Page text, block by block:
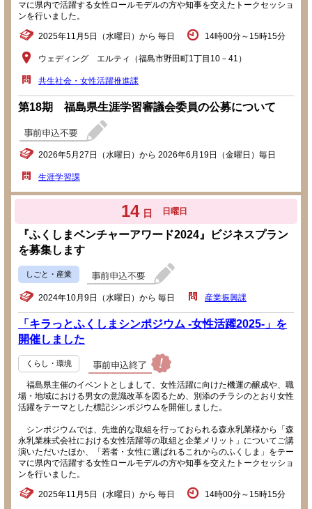
マに県内で活躍する女性ロールモデルの方や知事を交えたトークセッショ
ンを行いました。
2025年11月5日（水曜日）から 毎日 14時00分～15時15分
ウェディング エルティ（福島市野田町1丁目10－41）
共生社会・女性活躍推進課
第18期 福島県生涯学習審議会委員の公募について
2026年5月27日（水曜日）から 2026年6月19日（金曜日）毎日
生涯学習課
14 日 日曜日
『ふくしまベンチャーアワード2024』ビジネスプラン
を募集します
しごと・産業
2024年10月9日（水曜日）から 毎日 産業振興課
「キラっとふくしまシンポジウム -女性活躍2025-」を
開催しました
くらし・環境
福島県主催のイベントとしまして、女性活躍に向けた機運の醸成や、職
場・地域における男女の意識改革を図るため、別添のチラシのとおり女性
活躍をテーマとした標記シンポジウムを開催しました。
シンポジウムでは、先進的な取組を行っておられる森永乳業様から「森
永乳業株式会社における女性活躍等の取組と企業メリット」についてご講
演いただいたほか、「若者・女性に選ばれるこれからのふくしま」をテー
マに県内で活躍する女性ロールモデルの方や知事を交えたトークセッショ
ンを行いました。
2025年11月5日（水曜日）から 毎日 14時00分～15時15分